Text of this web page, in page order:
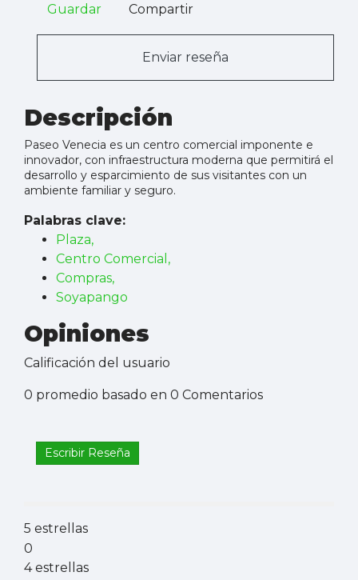
Guardar
Compartir
Enviar reseña
Descripción
Paseo Venecia es un centro comercial imponente e
innovador, con infraestructura moderna que permitirá el
desarrollo y esparcimiento de sus visitantes con un
ambiente familiar y seguro.
Palabras clave:
Plaza,
Centro Comercial,
Compras,
Soyapango
Opiniones
Calificación del usuario
0 promedio basado en 0 Comentarios
Escribir Reseña
5 estrellas
0
4 estrellas